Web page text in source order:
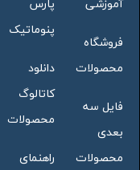
فروشگاه
محصولات
فایل سه
بعدی
محصولات
پنوماتیک
دانلود
کاتالوگ
محصولات
راهنمای